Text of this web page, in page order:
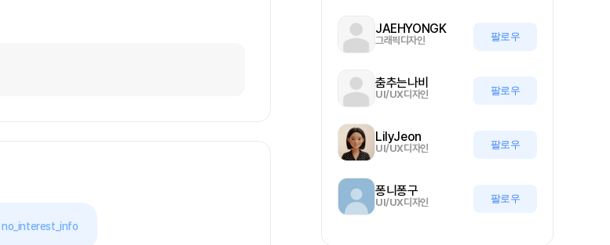
no_interest_info
JAEHYONGK
그래픽디자인 팔로우
춤추는나비
UI/UX디자인 팔로우
LilyJeon
UI/UX디자인 팔로우
퐁니퐁구
UI/UX디자인 팔로우